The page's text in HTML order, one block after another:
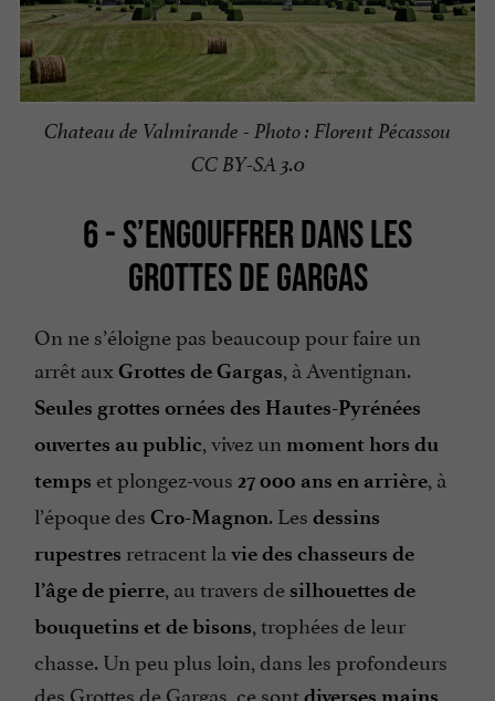
Chateau de Valmirande - Photo : Florent Pécassou
CC BY-SA 3.0
6 - S’ENGOUFFRER DANS LES
GROTTES DE GARGAS
On ne s’éloigne pas beaucoup pour faire un
arrêt aux Grottes de Gargas , à Aventignan.
Seules grottes ornées des Hautes-Pyrénées
ouvertes au public , vivez un moment hors du
temps et plongez-vous 27 000 ans en arrière , à
l’époque des Cro-Magnon. Les dessins
rupestres retracent la vie des chasseurs de
l’âge de pierre , au travers de silhouettes de
bouquetins et de bisons , trophées de leur
chasse. Un peu plus loin, dans les profondeurs
des Grottes de Gargas, ce sontdiverses mains